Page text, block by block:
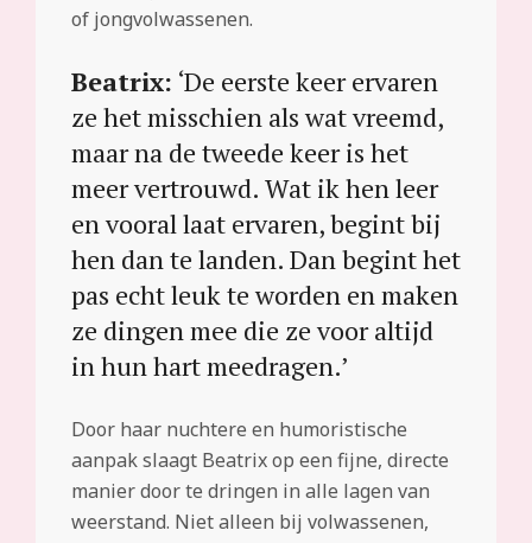
of jongvolwassenen.
Beatrix: ‘De eerste keer ervaren
ze het misschien als wat vreemd,
maar na de tweede keer is het
meer vertrouwd. Wat ik hen leer
en vooral laat ervaren, begint bij
hen dan te landen. Dan begint het
pas echt leuk te worden en maken
ze dingen mee die ze voor altijd
in hun hart meedragen.’
Door haar nuchtere en humoristische
aanpak slaagt Beatrix op een fijne, directe
manier door te dringen in alle lagen van
weerstand. Niet alleen bij volwassenen,